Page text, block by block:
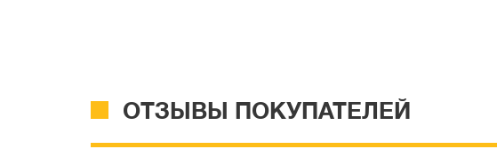
ОТЗЫВЫ ПОКУПАТЕЛЕЙ